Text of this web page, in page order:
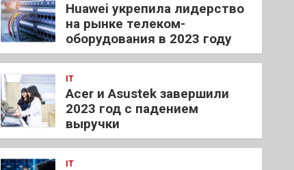
Huawei укрепила лидерство
на рынке телеком-
оборудования в 2023 году
IT
Acer и Asustek завершили
2023 год с падением
выручки
IT